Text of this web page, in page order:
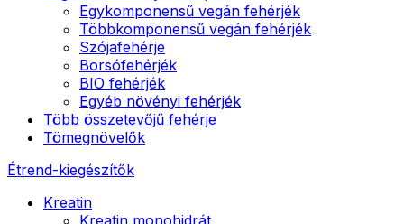
Egykomponensű vegán fehérjék
Többkomponensű vegán fehérjék
Szójafehérje
Borsófehérjék
BIO fehérjék
Egyéb növényi fehérjék
Több összetevőjű fehérje
Tömegnövelők
Étrend-kiegészítők
Kreatin
Kreatin monohidrát